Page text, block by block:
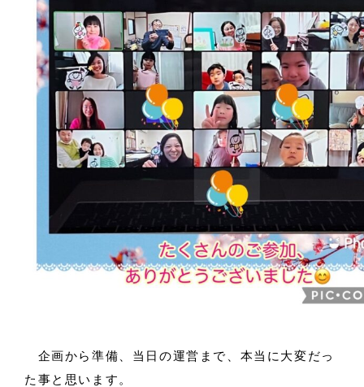
企画から準備、当日の運営まで、本当に大変だっ
た事と思います。